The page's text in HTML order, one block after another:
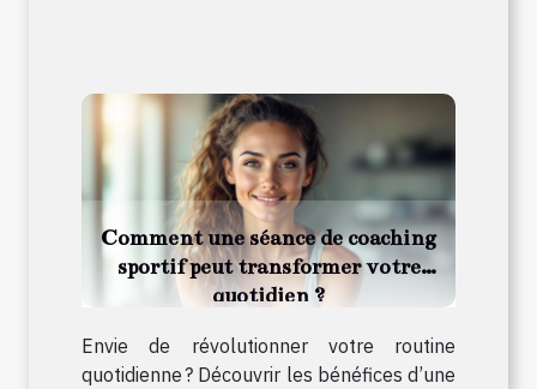
Comment une séance de coaching
sportif peut transformer votre
quotidien ?
Envie de révolutionner votre routine
quotidienne ? Découvrir les bénéfices d’une